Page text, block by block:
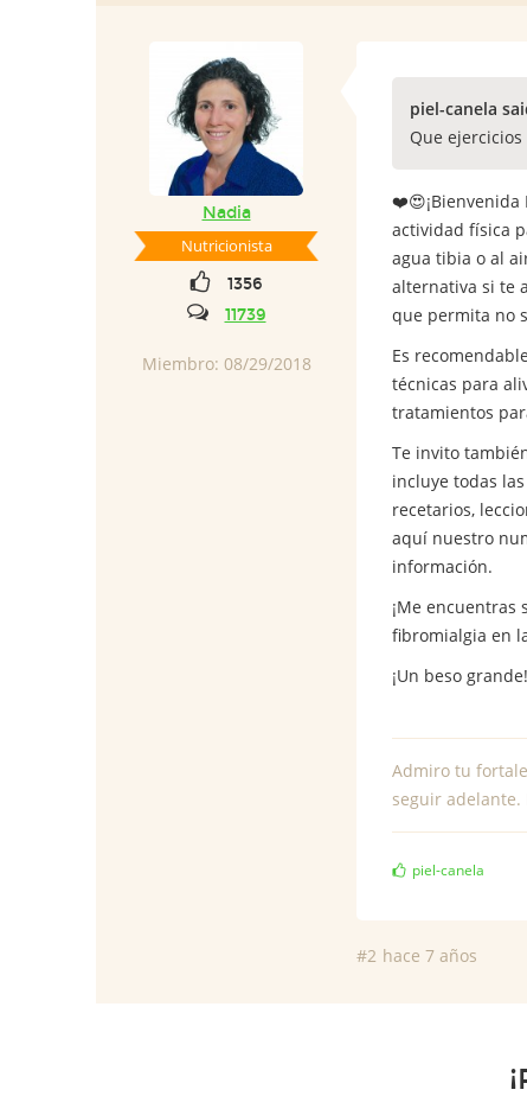
Nadia
Nutricionista
1356
11739
Miembro: 08/29/2018
piel-canela
Que
❤️️😍¡Bienvenida
actividad física
agua tibia o al
alternativa si te
que permita no
Es
técnicas para
tratamientos
Te invito
incluye todas
recetarios,
aquí nuestro
información.
¡Me
fibromialgia en
¡Un beso grande!
Admiro tu
seguir adelante.
piel-canela
#2 hace 7 años